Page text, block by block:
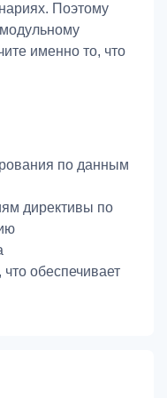
Поэтому
именно то, что
по данным
директивы по
обеспечивает